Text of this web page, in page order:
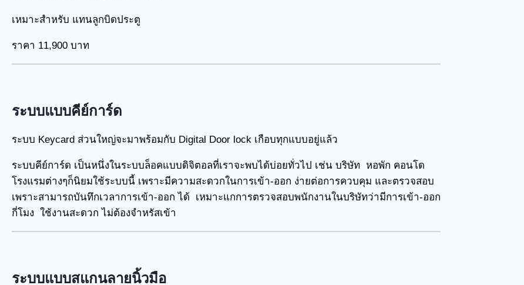
เหมาะสำหรับ แทนลูกบิดประตู
ราคา 11,900 บาท
ระบบแบบคีย์การ์ด
ระบบ Keycard ส่วนใหญ่จะมาพร้อมกับ Digital Door lock เกือบทุกแบบอยู่แล้ว
ระบบคีย์การ์ด เป็นหนึ่งในระบบล็อคแบบดิจิตอลที่เราจะพบได้บ่อยทั่วไป เช่น บริษัท หอพัก คอนโด
โรงแรมต่างๆก็นิยมใช้ระบบนี้ เพราะมีความสะดวกในการเข้า-ออก ง่ายต่อการควบคุม และตรวจสอบ
เพราะสามารถบันทึกเวลาการเข้า-ออก ได้ เหมาะแกการตรวจสอบพนักงานในบริษัทว่ามีการเข้า-ออก
กี่โมง ใช้งานสะดวก ไม่ต้องจำหรัสเข้า
ระบบแบบสแกนลายนิ้วมือ